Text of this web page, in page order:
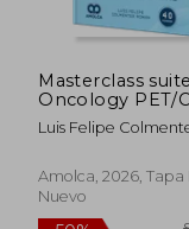
Masterclass
Oncology PET/
RM. Cáncer
videos
Luis Felipe
Amolca, 2026, Tapa
Nuevo